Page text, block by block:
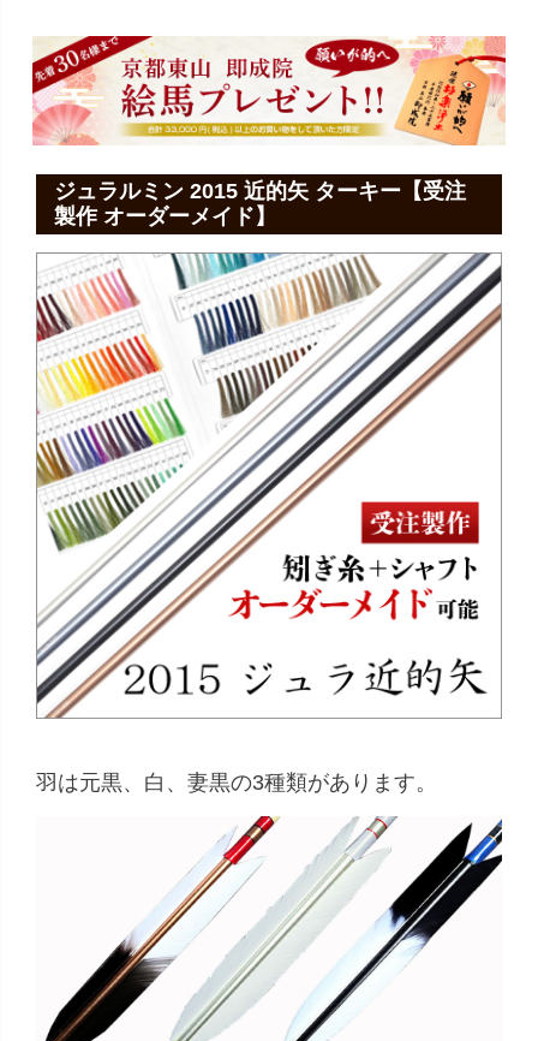
ジュラルミン 2015 近的矢 ターキー【受注
製作 オーダーメイド】
羽は元黒、白、妻黒の3種類があります。